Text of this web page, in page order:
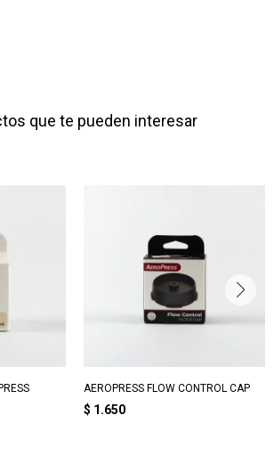
que te pueden interesar
AEROPRESS FLOW CONTROL CAP
$ 1.650